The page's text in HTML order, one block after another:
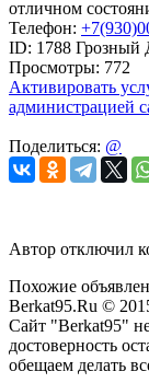
отличном
Телефон:
ID: 1788 Грозный
Просмотры: 772
Активировать
администрацией
Поделиться: @
Автор отключил
Похожие
Berkat95.Ru ©
Сайт "Berkat95"
достоверность
обещаем делать